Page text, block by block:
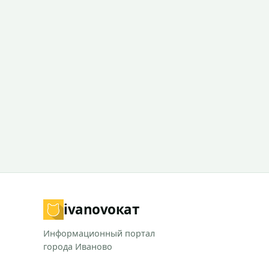
ivanovoкат
Информационный портал
города Иваново